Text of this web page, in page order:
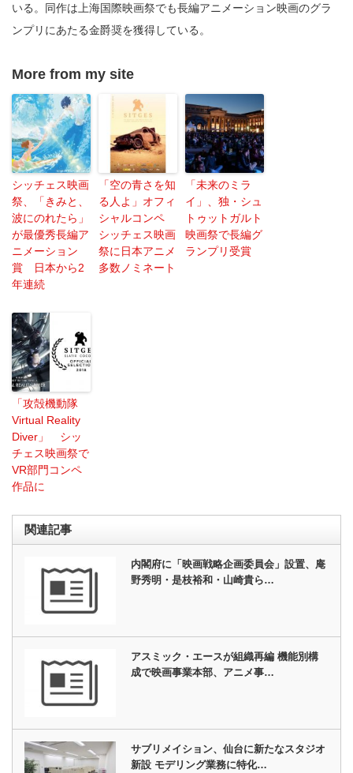
いる。同作は上海国際映画祭でも長編アニメーション映画のグラ
ンプリにあたる金爵奨を獲得している。
More from my site
シッチェス映画
祭、「きみと、
波にのれたら」
が最優秀長編ア
ニメーション
賞 日本から2
年連続
「空の青さを知
る人よ」オフィ
シャルコンペ
シッチェス映画
祭に日本アニメ
多数ノミネート
「未来のミラ
イ」、独・シュ
トゥットガルト
映画祭で長編グ
ランプリ受賞
「攻殻機動隊
Virtual Reality
Diver」 シッ
チェス映画祭で
VR部門コンペ
作品に
関連記事
内閣府に「映画戦略企画委員会」設置、庵
野秀明・是枝裕和・山崎貴ら…
アスミック・エースが組織再編 機能別構
成で映画事業本部、アニメ事…
サブリメイション、仙台に新たなスタジオ
新設 モデリング業務に特化…